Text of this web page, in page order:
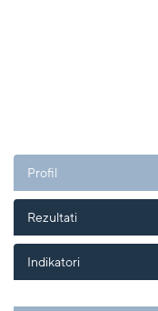
Profil
Rezultati
Indikatori